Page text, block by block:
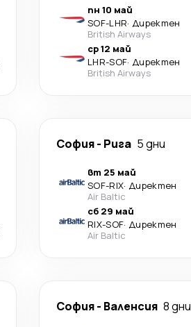
пн 10 май
SOF-LHR· Директен
British Airways
ср 12 май
LHR-SOF· Директен
British Airways
София- Рига 5 дни
вт 25 май
SOF-RIX· Директен
Air Baltic
сб 29 май
RIX-SOF· Директен
Air Baltic
София- Валенсия 8 дни